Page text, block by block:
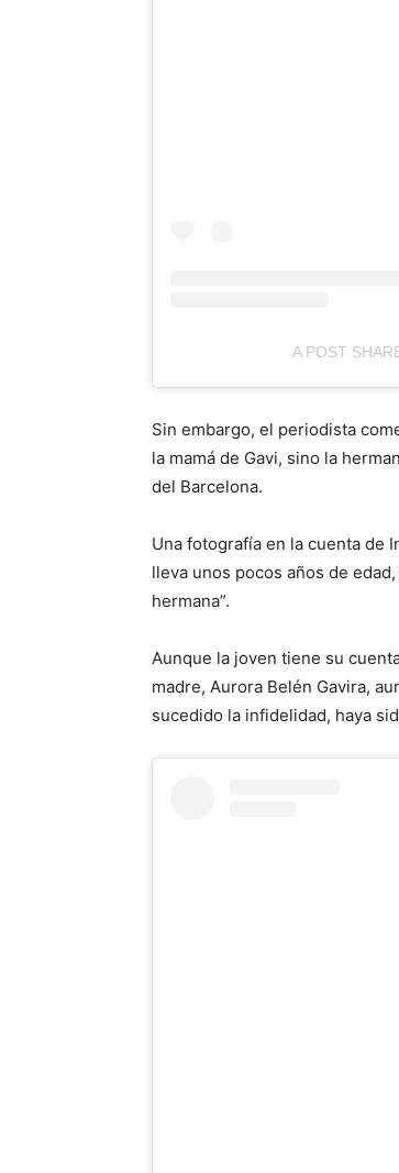
A POST
Sin embargo, el periodista
la mamá de Gavi, sino la
del Barcelona.
Una fotografía en la cuenta de
lleva unos pocos años de
hermana”.
Aunque la joven tiene su
madre, Aurora Belén Gavira,
sucedido la infidelidad, haya